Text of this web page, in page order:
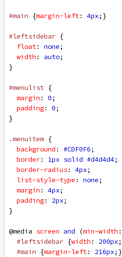
#main {margin-left: 4px;}
#leftsidebar {
float: none;
width : auto;
}
#menulist {
margin : 0;
padding: 0;
}
.menuitem {
background : #CDF0F6;
border: 1px solid #d4d4d4;
border-radius: 4px;
list-style-type : none;
margin : 4px;
padding: 2px;
}
@media screen and (min-width :
#leftsidebar {width : 200px;
#main {margin-left: 216px;}